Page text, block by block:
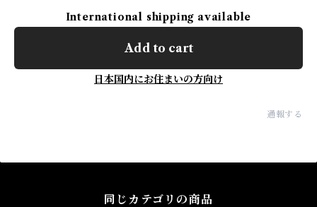
International shipping available
Add to cart
日本国内にお住まいの方向け
通報する
同じカテゴリの商品